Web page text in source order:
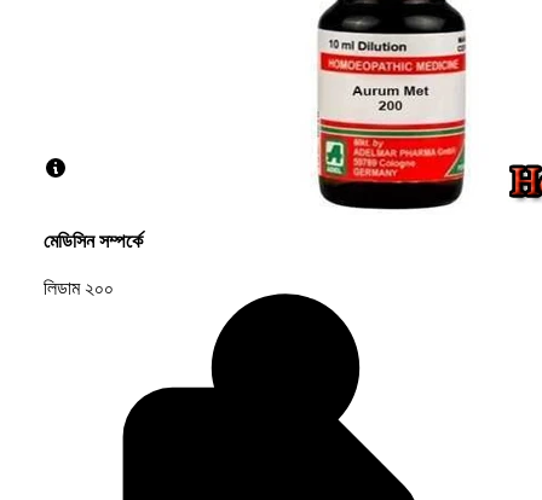
মেডিসিন সম্পর্কে
লিডাম ২০০